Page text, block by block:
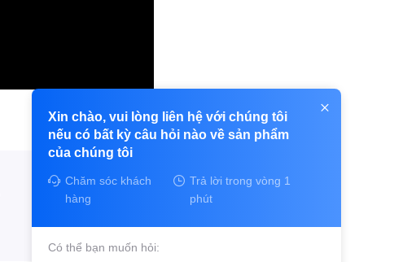
Xin chào, vui lòng liên hệ với chúng tôi
nếu có bất kỳ câu hỏi nào về sản phẩm
của chúng tôi
Chăm sóc khách
hàng
Trả lời trong vòng 1
phút
Có thể bạn muốn hỏi: